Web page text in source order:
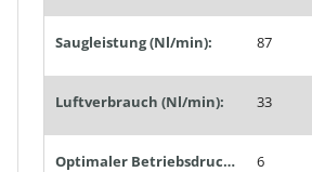
Saugleistung (Nl/min): 87
Luftverbrauch (Nl/min): 33
Optimaler Betriebsdruck (bar): 6